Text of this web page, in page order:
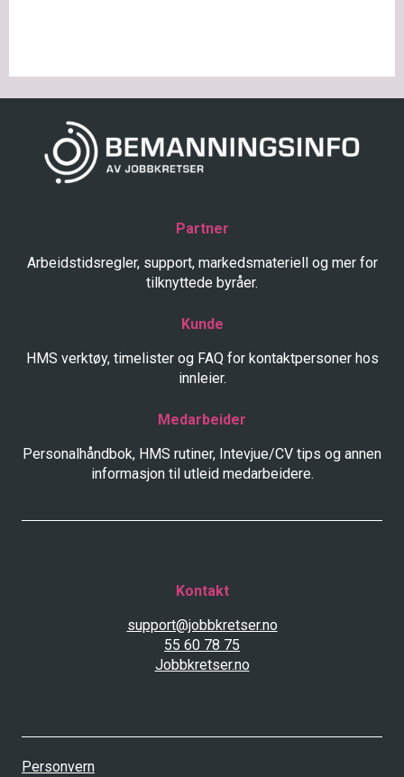
Partner
Arbeidstidsregler, support, markedsmateriell og mer for
tilknyttede byråer.
Kunde
HMS verktøy, timelister og FAQ for kontaktpersoner hos
innleier.
Medarbeider
Personalhåndbok, HMS rutiner, Intevjue/CV tips og annen
informasjon til utleid medarbeidere.
Kontakt
support@jobbkretser.no
55 60 78 75
Jobbkretser.no
Personvern